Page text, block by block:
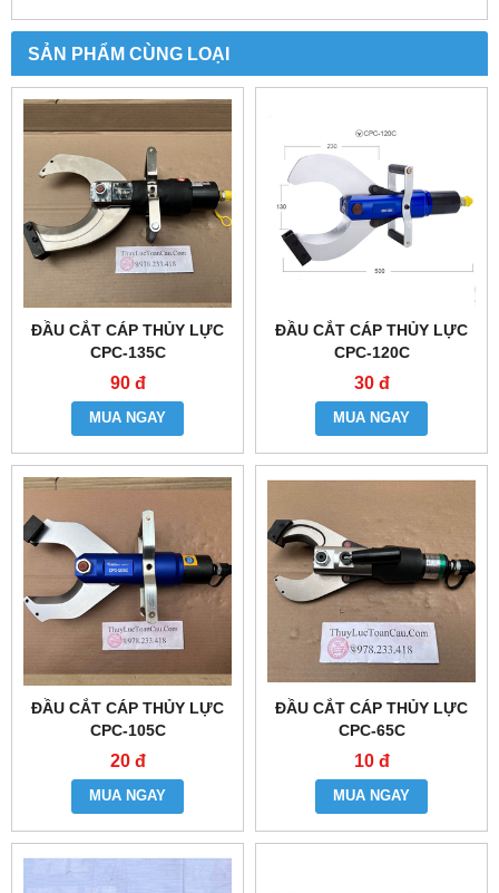
SẢN PHẨM CÙNG LOẠI
ĐẦU CẮT CÁP THỦY LỰC
CPC-135C
90 đ
MUA NGAY
ĐẦU CẮT CÁP THỦY LỰC
CPC-120C
30 đ
MUA NGAY
ĐẦU CẮT CÁP THỦY LỰC
CPC-105C
20 đ
MUA NGAY
ĐẦU CẮT CÁP THỦY LỰC
CPC-65C
10 đ
MUA NGAY